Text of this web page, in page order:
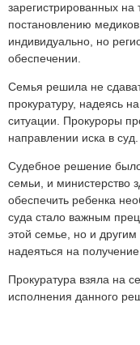
зарегистрированных
постановлению
индивидуально, но
обеспечении.
Семья решила не
прокуратуру, надеясь
ситуации. Прокуроры
направлении иска в суд.
Судебное решение
семьи, и министерство
обеспечить ребенка
суда стало важным
этой семье, но и
надеяться на
Прокуратура взяла на
исполнения данного